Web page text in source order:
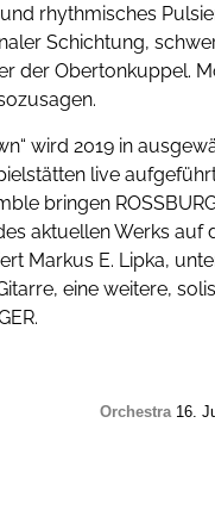
rhythmisches
Schichtung,
der Obertonkuppel.
wird 2019 in
live
bringen
aktuellen Werks auf
Markus E. Lipka,
eine weitere,
16.